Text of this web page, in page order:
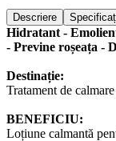
Descriere
Hidratant -
- Previne roșeața -
Destinație:
Tratament de
BENEFICIU:
Loțiune calmantă